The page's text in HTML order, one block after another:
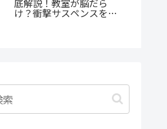
底解説！教室が脳だら
け？衝撃サスペンスを今